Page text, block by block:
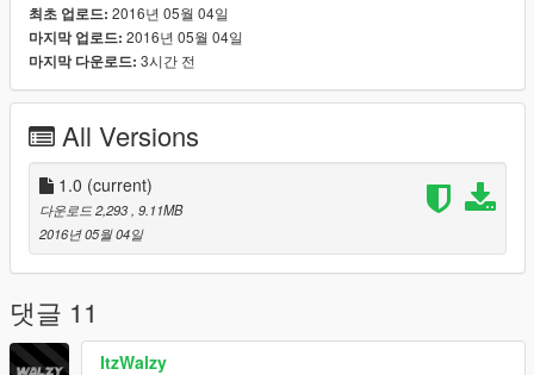
최초 업로드: 2016년 05월 04일
마지막 업로드: 2016년 05월 04일
마지막 다운로드: 3시간 전
All Versions
1.0 (current)
다운로드 2,293 , 9.11MB
2016년 05월 04일
댓글 11
ItzWalzy